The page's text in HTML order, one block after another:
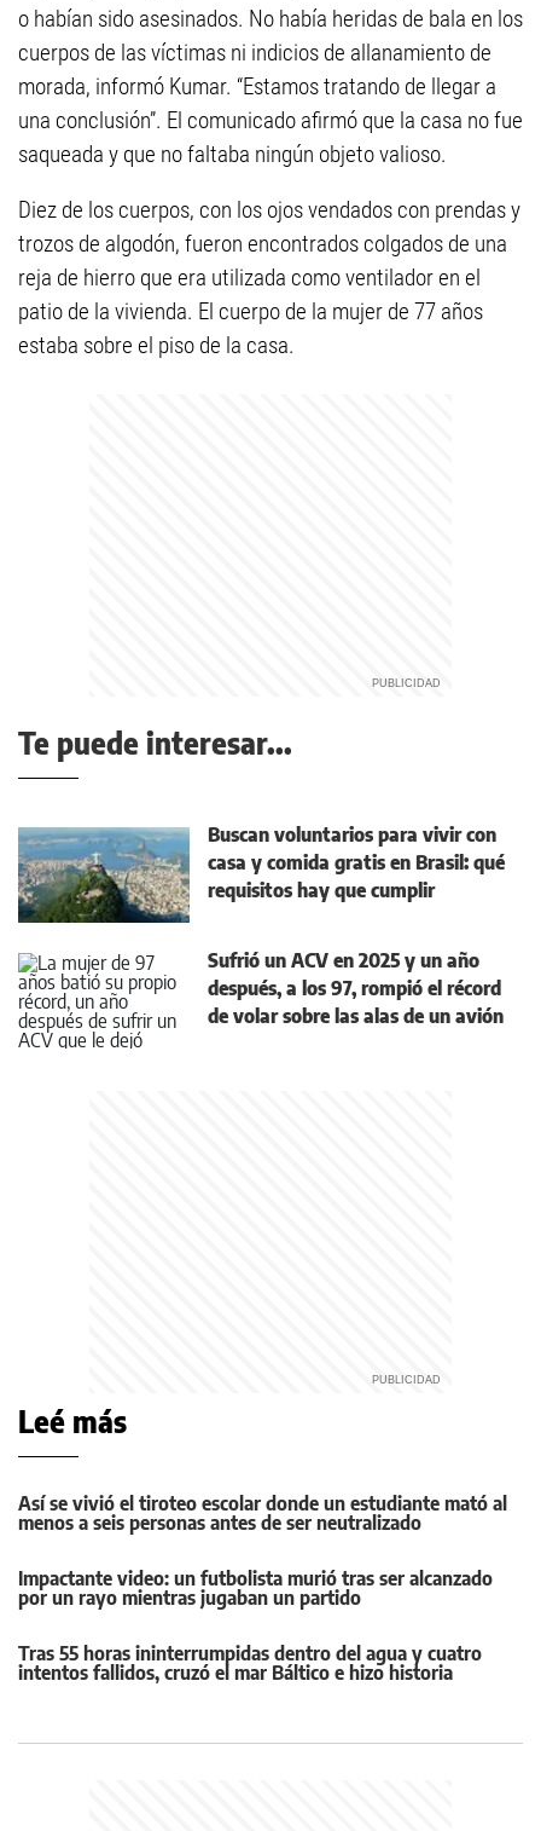
o habían sido asesinados. No había heridas de bala en los
cuerpos de las víctimas ni indicios de allanamiento de
morada, informó Kumar. “Estamos tratando de llegar a
una conclusión”. El comunicado afirmó que la casa no fue
saqueada y que no faltaba ningún objeto valioso.
Diez de los cuerpos, con los ojos vendados con prendas y
trozos de algodón, fueron encontrados colgados de una
reja de hierro que era utilizada como ventilador en el
patio de la vivienda. El cuerpo de la mujer de 77 años
estaba sobre el piso de la casa.
Te puede interesar...
Buscan voluntarios para vivir con
casa y comida gratis en Brasil: qué
requisitos hay que cumplir
Sufrió un ACV en 2025 y un año
después, a los 97, rompió el récord
de volar sobre las alas de un avión
Leé más
Así se vivió el tiroteo escolar donde un estudiante mató al
menos a seis personas antes de ser neutralizado
Impactante video: un futbolista murió tras ser alcanzado
por un rayo mientras jugaban un partido
Tras 55 horas ininterrumpidas dentro del agua y cuatro
intentos fallidos, cruzó el mar Báltico e hizo historia